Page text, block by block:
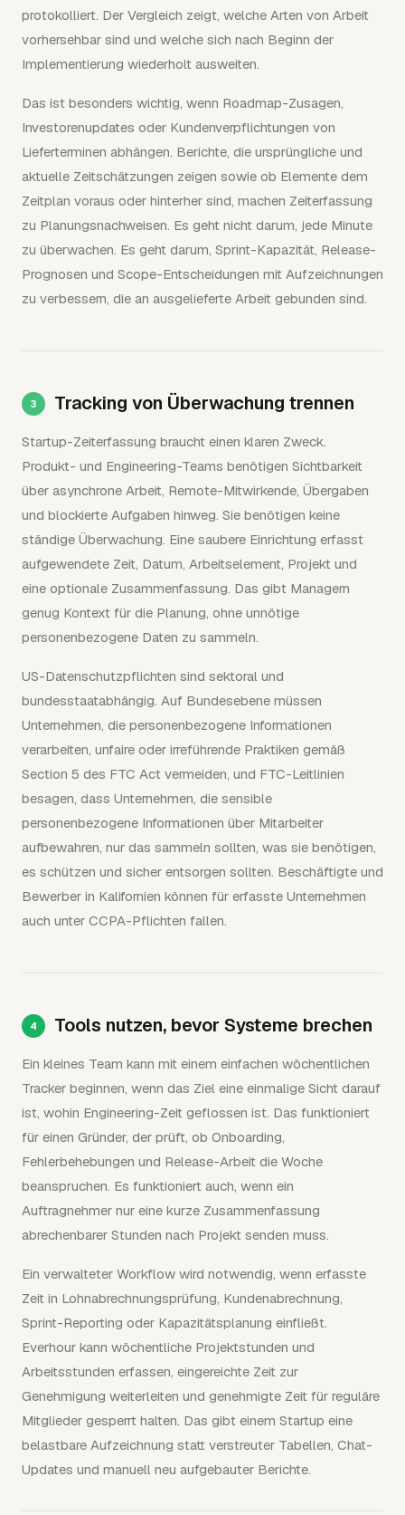
protokolliert. Der Vergleich zeigt, welche Arten von Arbeit
vorhersehbar sind und welche sich nach Beginn der
Implementierung wiederholt ausweiten.
Das ist besonders wichtig, wenn Roadmap-Zusagen,
Investorenupdates oder Kundenverpflichtungen von
Lieferterminen abhängen. Berichte, die ursprüngliche und
aktuelle Zeitschätzungen zeigen sowie ob Elemente dem
Zeitplan voraus oder hinterher sind, machen Zeiterfassung
zu Planungsnachweisen. Es geht nicht darum, jede Minute
zu überwachen. Es geht darum, Sprint-Kapazität, Release-
Prognosen und Scope-Entscheidungen mit Aufzeichnungen
zu verbessern, die an ausgelieferte Arbeit gebunden sind.
Tracking von Überwachung trennen
Startup-Zeiterfassung braucht einen klaren Zweck.
Produkt- und Engineering-Teams benötigen Sichtbarkeit
über asynchrone Arbeit, Remote-Mitwirkende, Übergaben
und blockierte Aufgaben hinweg. Sie benötigen keine
ständige Überwachung. Eine saubere Einrichtung erfasst
aufgewendete Zeit, Datum, Arbeitselement, Projekt und
eine optionale Zusammenfassung. Das gibt Managern
genug Kontext für die Planung, ohne unnötige
personenbezogene Daten zu sammeln.
US-Datenschutzpflichten sind sektoral und
bundesstaatabhängig. Auf Bundesebene müssen
Unternehmen, die personenbezogene Informationen
verarbeiten, unfaire oder irreführende Praktiken gemäß
Section 5 des FTC Act vermeiden, und FTC-Leitlinien
besagen, dass Unternehmen, die sensible
personenbezogene Informationen über Mitarbeiter
aufbewahren, nur das sammeln sollten, was sie benötigen,
es schützen und sicher entsorgen sollten. Beschäftigte und
Bewerber in Kalifornien können für erfasste Unternehmen
auch unter CCPA-Pflichten fallen.
Tools nutzen, bevor Systeme brechen
Ein kleines Team kann mit einem einfachen wöchentlichen
Tracker beginnen, wenn das Ziel eine einmalige Sicht darauf
ist, wohin Engineering-Zeit geflossen ist. Das funktioniert
für einen Gründer, der prüft, ob Onboarding,
Fehlerbehebungen und Release-Arbeit die Woche
beanspruchen. Es funktioniert auch, wenn ein
Auftragnehmer nur eine kurze Zusammenfassung
abrechenbarer Stunden nach Projekt senden muss.
Ein verwalteter Workflow wird notwendig, wenn erfasste
Zeit in Lohnabrechnungsprüfung, Kundenabrechnung,
Sprint-Reporting oder Kapazitätsplanung einfließt.
Everhour kann wöchentliche Projektstunden und
Arbeitsstunden erfassen, eingereichte Zeit zur
Genehmigung weiterleiten und genehmigte Zeit für reguläre
Mitglieder gesperrt halten. Das gibt einem Startup eine
belastbare Aufzeichnung statt verstreuter Tabellen, Chat-
Updates und manuell neu aufgebauter Berichte.